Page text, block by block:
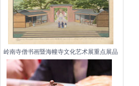
岭南寺僧书画暨海幢寺文化艺术展重点展品